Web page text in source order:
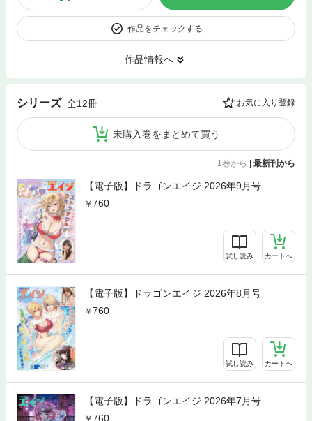
作品をチェックする
作品情報へ
シリーズ 全12冊 お気に入り登録
未購入巻をまとめて買う
1巻から | 最新刊から
【電子版】ドラゴンエイジ 2026年9月号
760
試し読み カートへ
【電子版】ドラゴンエイジ 2026年8月号
760
試し読み カートへ
【電子版】ドラゴンエイジ 2026年7月号
760